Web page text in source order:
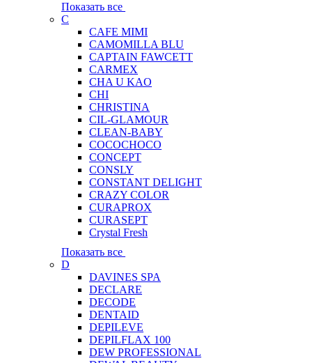
Показать все
C
CAFE MIMI
CAMOMILLA BLU
CAPTAIN FAWCETT
CARMEX
CHA U KAO
CHI
CHRISTINA
CIL-GLAMOUR
CLEAN-BABY
COCOCHOCO
CONCEPT
CONSLY
CONSTANT DELIGHT
CRAZY COLOR
CURAPROX
CURASEPT
Crystal Fresh
Показать все
D
DAVINES SPA
DECLARE
DECODE
DENTAID
DEPILEVE
DEPILFLAX 100
DEW PROFESSIONAL